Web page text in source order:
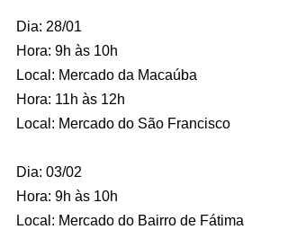
Dia: 28/01
Hora: 9h às 10h
Local: Mercado da Macaúba
Hora: 11h às 12h
Local: Mercado do São Francisco
Dia: 03/02
Hora: 9h às 10h
Local: Mercado do Bairro de Fátima